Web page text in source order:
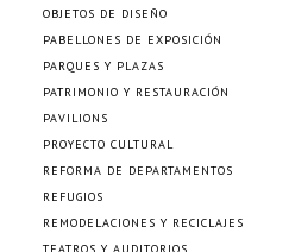
OBJETOS DE DISEÑO
PABELLONES DE EXPOSICIÓN
PARQUES Y PLAZAS
PATRIMONIO Y RESTAURACIÓN
PAVILIONS
PROYECTO CULTURAL
REFORMA DE DEPARTAMENTOS
REFUGIOS
REMODELACIONES Y RECICLAJES